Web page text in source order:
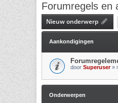
Forumregels en
Nieuw onderwerp
Aankondigingen
door Superuser»
Onderwerpen